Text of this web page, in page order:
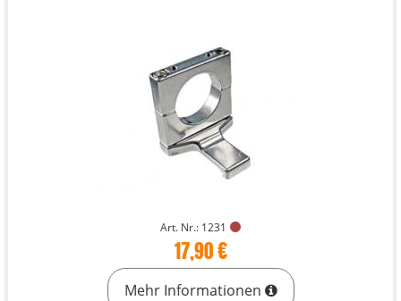
Art. Nr.: 1231
17,90 €
Mehr Informationen